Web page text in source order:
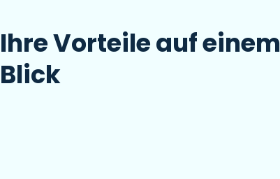
Ihre Vorteile auf einem
Blick